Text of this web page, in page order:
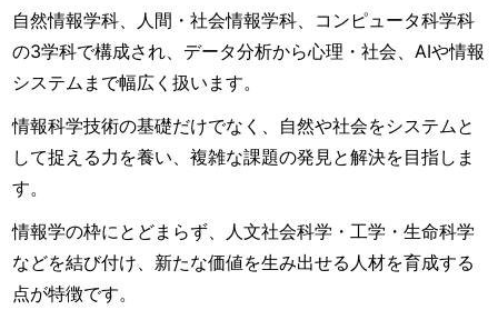
自然情報学科、人間・社会情報学科、コンピュータ科学科
の3学科で構成され、データ分析から心理・社会、AIや情報
システムまで幅広く扱います。
情報科学技術の基礎だけでなく、自然や社会をシステムと
して捉える力を養い、複雑な課題の発見と解決を目指しま
す。
情報学の枠にとどまらず、人文社会科学・工学・生命科学
などを結び付け、新たな価値を生み出せる人材を育成する
点が特徴です。